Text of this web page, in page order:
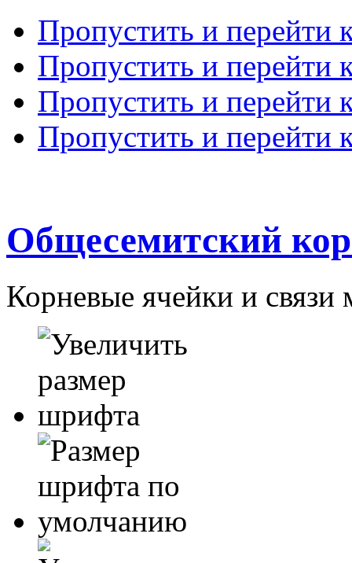
Пропустить и перейти
Пропустить и перейти
Пропустить и перейти
Пропустить и перейти
Общесемитский
Корневые ячейки и